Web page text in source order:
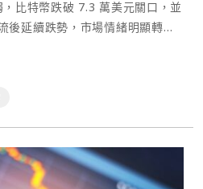
比特幣跌破 7.3 萬美元關口，並
後延續跌勢，市場情緒明顯轉為